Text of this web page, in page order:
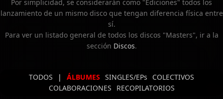
Por simplicidad, se considerarán como "Ediciones" todos los
lanzamiento de un mismo disco que tengan diferencia física entre
sí.
Para ver un listado general de todos los discos "Masters", ir a la
sección Discos.
TODOS | ÁLBUMES SINGLES/EPs
COLECTIVOS
COLABORACIONES
RECOPILATORIOS